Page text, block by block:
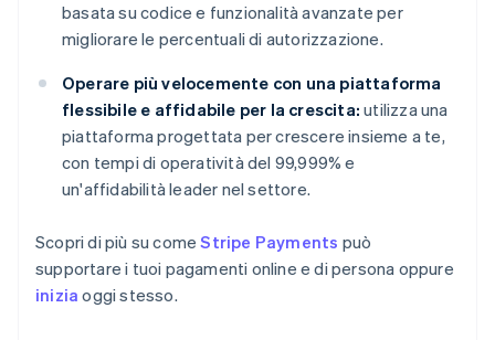
basata su codice e funzionalità avanzate per
migliorare le percentuali di autorizzazione.
Operare più velocemente con una piattaforma
flessibile e affidabile per la crescita: utilizza una
piattaforma progettata per crescere insieme a te,
con tempi di operatività del 99,999% e
un'affidabilità leader nel settore.
Scopri di più su comeStripe Payments può
supportare i tuoi pagamenti online e di persona oppure
inizia oggi stesso.